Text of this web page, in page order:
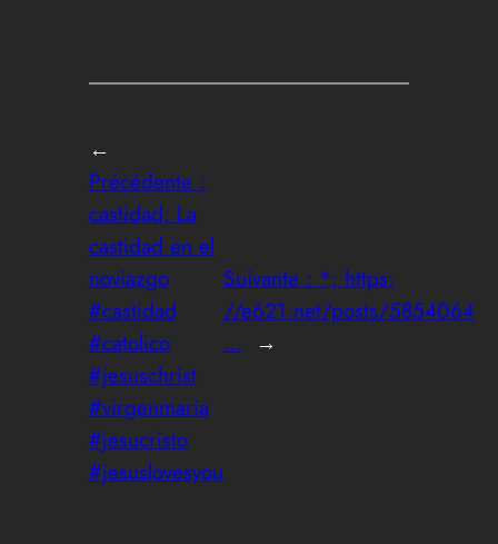
←
Précédente :
castidad; La
castidad en el
noviazgo
#castidad
#catolico
#jesuschrist
#virgenmaria
#jesucristo
#jesuslovesyou
Suivante : *; https:
//e621.net/posts/5854064
… →